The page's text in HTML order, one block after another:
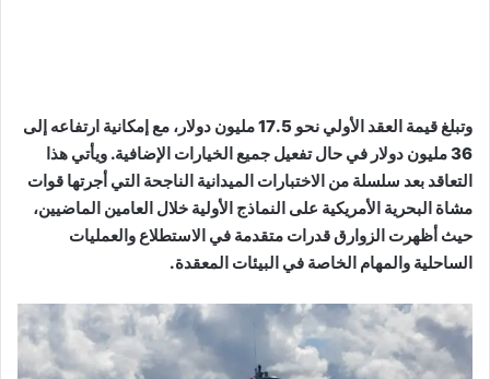
وتبلغ قيمة العقد الأولي نحو 17.5 مليون دولار، مع إمكانية ارتفاعه إلى
36 مليون دولار في حال تفعيل جميع الخيارات الإضافية. ويأتي هذا
التعاقد بعد سلسلة من الاختبارات الميدانية الناجحة التي أجرتها قوات
مشاة البحرية الأمريكية على النماذج الأولية خلال العامين الماضيين،
حيث أظهرت الزوارق قدرات متقدمة في الاستطلاع والعمليات
الساحلية والمهام الخاصة في البيئات المعقدة.